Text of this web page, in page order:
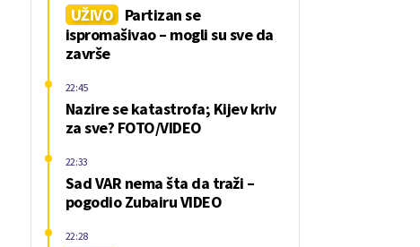
UŽIVO
Partizan se
ispromašivao – mogli su sve da
završe
Nazire se katastrofa; Kijev kriv
za sve? FOTO/VIDEO
22:45
Sad VAR nema šta da traži –
pogodio Zubairu VIDEO
22:33
22:28